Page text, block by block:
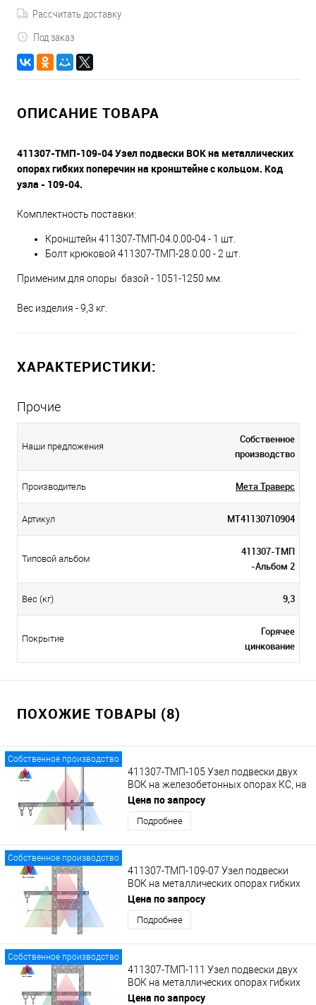
Рассчитать доставку
Под заказ
ОПИСАНИЕ ТОВАРА
411307-ТМП-109-04 Узел подвески ВОК на металлических
опорах гибких поперечин на кронштейне с кольцом. Код
узла - 109-04.
Комплектность поставки:
Кронштейн 411307-ТМП-04.0.00-04 - 1 шт.
Болт крюковой 411307-ТМП-28.0.00 - 2 шт.
Применим для опоры базой - 1051-1250 мм.
Вес изделия - 9,3 кг.
ХАРАКТЕРИСТИКИ:
Прочие
Наши предложения
Собственное
производство
Производитель Мета Траверс
Артикул МТ41130710904
Типовой альбом
411307-ТМП
-Альбом 2
Вес (кг) 9,3
Покрытие
Горячее
цинкование
ПОХОЖИЕ ТОВАРЫ (8)
Собственное производство
411307-ТМП-105 Узел подвески двух
ВОК на железобетонных опорах КС, на
удлиненном кронштейне с кольцами.
Цена по запросу
Подробнее
Собственное производство
411307-ТМП-109-07 Узел подвески
ВОК на металлических опорах гибких
поперечин на кронштейне с кольцом
Цена по запросу
Подробнее
Собственное производство
411307-ТМП-111 Узел подвески двух
ВОК на металлических опорах гибких
поперечин на кронштейне с кольцами
Цена по запросу